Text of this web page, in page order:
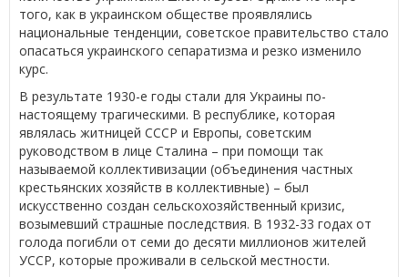
того, как в украинском обществе проявлялись
национальные тенденции, советское правительство стало
опасаться украинского сепаратизма и резко изменило
курс.
В результате 1930-е годы стали для Украины по-
настоящему трагическими. В республике, которая
являлась житницей СССР и Европы, советским
руководством в лице Сталина – при помощи так
называемой коллективизации (объединения частных
крестьянских хозяйств в коллективные) – был
искусственно создан сельскохозяйственный кризис,
возымевший страшные последствия. В 1932-33 годах от
голода погибли от семи до десяти миллионов жителей
УССР, которые проживали в сельской местности.